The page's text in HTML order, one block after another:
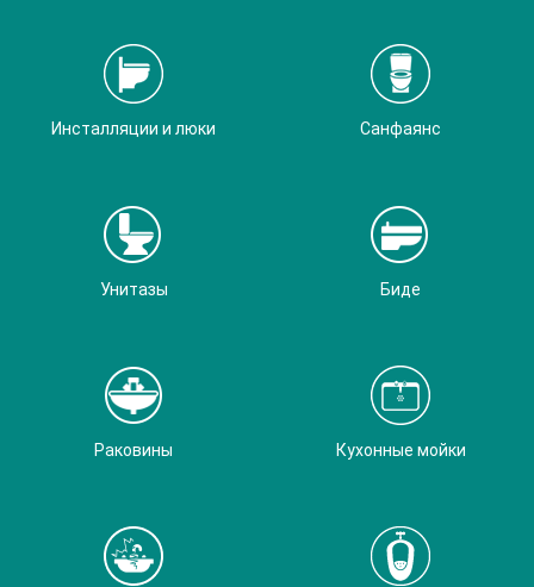
Инсталляции и люки Санфаянс
Унитазы Биде
Раковины Кухонные мойки